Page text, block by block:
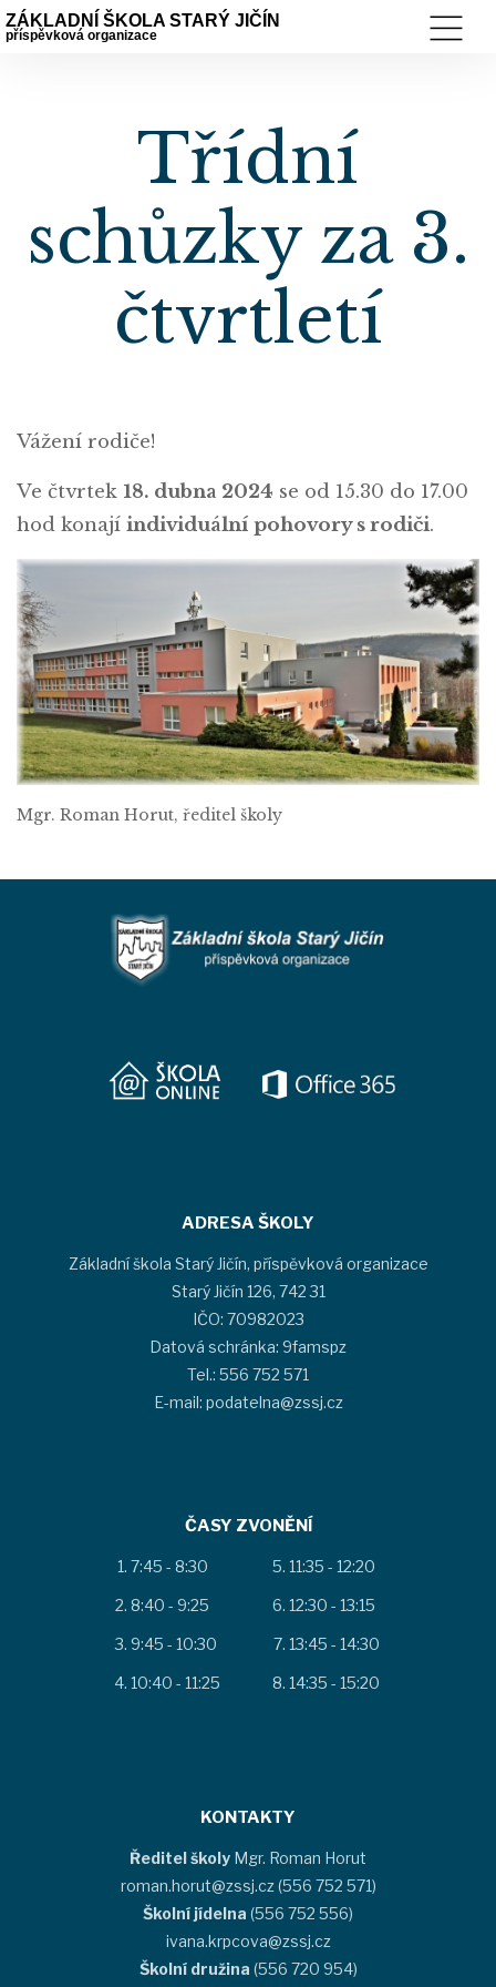
ZÁKLADNÍ ŠKOLA STARÝ JIČÍN
příspěvková organizace
Třídní
schůzky za 3.
čtvrtletí
Vážení rodiče!
Ve čtvrtek 18. dubna 2024 se od 15.30 do 17.00
hod konají individuální pohovory s rodiči.
Mgr. Roman Horut, ředitel školy
ADRESA ŠKOLY
Základní škola Starý Jičín, příspěvková organizace
Starý Jičín 126, 742 31
IČO: 70982023
Datová schránka: 9famspz
Tel.: 556 752 571
E-mail: podatelna@zssj.cz
ČASY ZVONĚNÍ
7:45 - 8:30
8:40 - 9:25
9:45 - 10:30
10:40 - 11:25
11:35 - 12:20
12:30 - 13:15
13:45 - 14:30
14:35 - 15:20
KONTAKTY
Ředitel školy Mgr. Roman Horut
roman.horut@zssj.cz (556 752 571)
Školní jídelna (556 752 556)
ivana.krpcova@zssj.cz
Školní družina (556 720 954)